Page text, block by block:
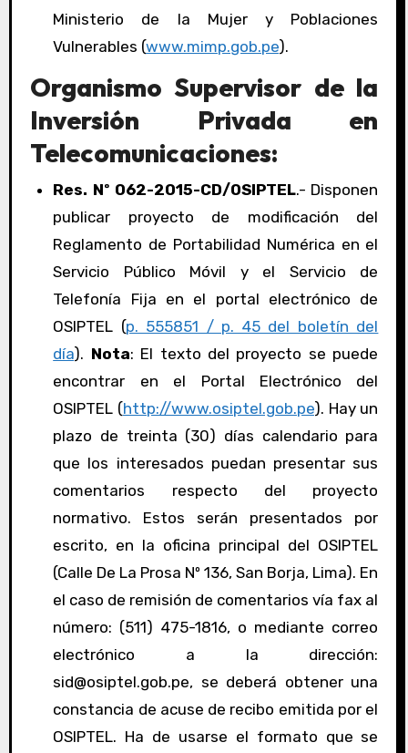
Ministerio de la Mujer y Poblaciones
Vulnerables (www.mimp.gob.pe).
Organismo Supervisor de la
Inversión Privada en
Telecomunicaciones:
Res. Nº 062-2015-CD/OSIPTEL.- Disponen
publicar proyecto de modificación del
Reglamento de Portabilidad Numérica en el
Servicio Público Móvil y el Servicio de
Telefonía Fija en el portal electrónico de
OSIPTEL (p. 555851 / p. 45 del boletín del
día). Nota: El texto del proyecto se puede
encontrar en el Portal Electrónico del
OSIPTEL (http://www.osiptel.gob.pe). Hay un
plazo de treinta (30) días calendario para
que los interesados puedan presentar sus
comentarios respecto del proyecto
normativo. Estos serán presentados por
escrito, en la oficina principal del OSIPTEL
(Calle De La Prosa Nº 136, San Borja, Lima). En
el caso de remisión de comentarios vía fax al
número: (511) 475-1816, o mediante correo
electrónico a la dirección:
sid@osiptel.gob.pe, se deberá obtener una
constancia de acuse de recibo emitida por el
OSIPTEL. Ha de usarse el formato que se